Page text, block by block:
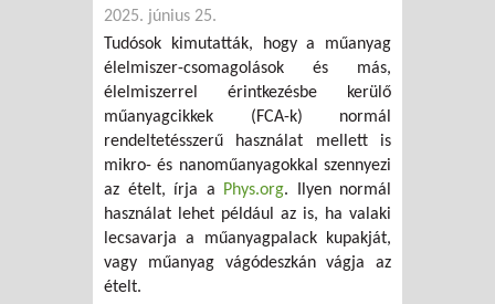
2025. június 25.
Tudósok kimutatták, hogy a műanyag
élelmiszer-csomagolások és más,
élelmiszerrel érintkezésbe kerülő
műanyagcikkek (FCA-k) normál
rendeltetésszerű használat mellett is
mikro- és nanoműanyagokkal szennyezi
az ételt, írja a
Phys.org. Ilyen normál
használat lehet például az is, ha valaki
lecsavarja a műanyagpalack kupakját,
vagy műanyag vágódeszkán vágja az
ételt.